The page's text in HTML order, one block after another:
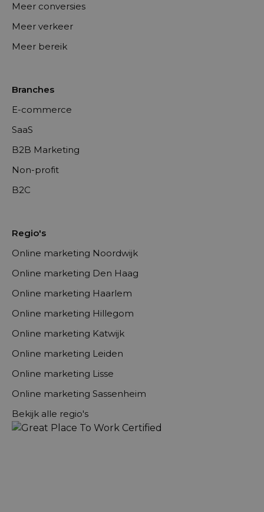
Meer conversies
Meer verkeer
Meer bereik
Branches
E-commerce
SaaS
B2B Marketing
Non-profit
B2C
Regio's
Online marketing Noordwijk
Online marketing Den Haag
Online marketing Haarlem
Online marketing Hillegom
Online marketing Katwijk
Online marketing Leiden
Online marketing Lisse
Online marketing Sassenheim
Bekijk alle regio's